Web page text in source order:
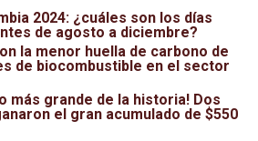
2024: ¿cuáles son los días
de agosto a diciembre?
la menor huella de carbono de
de biocombustible en el sector
más grande de la historia! Dos
el gran acumulado de $550